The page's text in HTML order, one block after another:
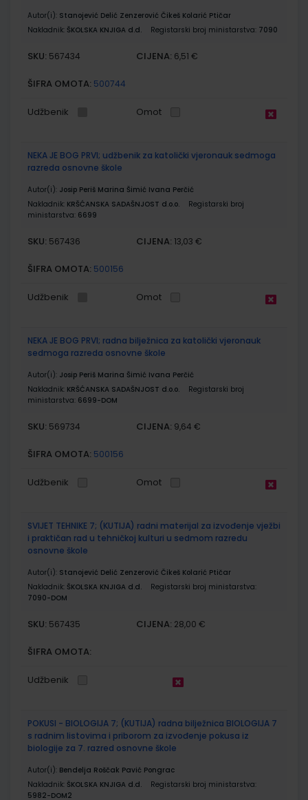
Autor(i): Stanojević Delić Zenzerović Čikeš Kolarić Ptičar
Nakladnik: ŠKOLSKA KNJIGA d.d. Registarski broj ministarstva: 7090
SKU: 567434 CIJENA: 6,51 €
ŠIFRA OMOTA: 500744
Udžbenik Omot
NEKA JE BOG PRVI; udžbenik za katolički vjeronauk sedmoga
razreda osnovne škole
Autor(i): Josip Periš Marina Šimić Ivana Perčić
Nakladnik: KRŠĆANSKA SADAŠNJOST d.o.o.
Registarski broj
ministarstva: 6699
SKU: 567436 CIJENA: 13,03 €
ŠIFRA OMOTA: 500156
Udžbenik Omot
NEKA JE BOG PRVI; radna bilježnica za katolički vjeronauk
sedmoga razreda osnovne škole
Autor(i): Josip Periš Marina Šimić Ivana Perčić
Nakladnik: KRŠĆANSKA SADAŠNJOST d.o.o.
Registarski broj
ministarstva: 6699-DOM
SKU: 569734 CIJENA: 9,64 €
ŠIFRA OMOTA: 500156
Udžbenik Omot
SVIJET TEHNIKE 7; (KUTIJA) radni materijal za izvođenje vježbi
i praktičan rad u tehničkoj kulturi u sedmom razredu
osnovne škole
Autor(i): Stanojević Delić Zenzerović Čikeš Kolarić Ptičar
Nakladnik: ŠKOLSKA KNJIGA d.d.
Registarski broj ministarstva:
7090-DOM
SKU: 567435 CIJENA: 28,00 €
ŠIFRA OMOTA:
Udžbenik
POKUSI - BIOLOGIJA 7; (KUTIJA) radna bilježnica BIOLOGIJA 7
s radnim listovima i priborom za izvođenje pokusa iz
biologije za 7. razred osnovne škole
Autor(i): Bendelja Roščak Pavić Pongrac
Nakladnik: ŠKOLSKA KNJIGA d.d.
Registarski broj ministarstva:
5982-DOM2